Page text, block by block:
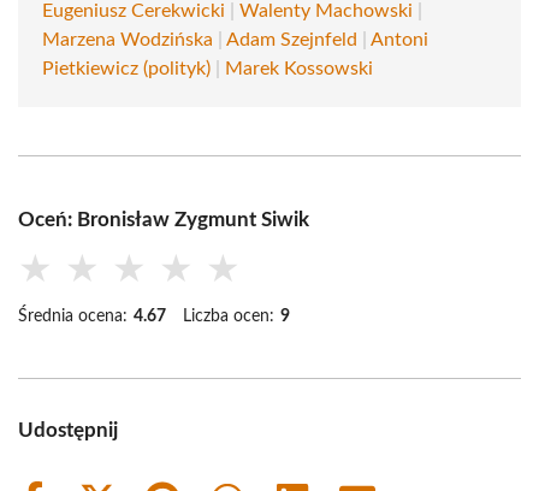
Eugeniusz Cerekwicki
Walenty Machowski
Marzena Wodzińska
Adam Szejnfeld
Antoni
Pietkiewicz (polityk)
Marek Kossowski
Oceń: Bronisław Zygmunt Siwik
★ ★ ★ ★ ★
Średnia ocena: 4.67 Liczba ocen: 9
Udostępnij